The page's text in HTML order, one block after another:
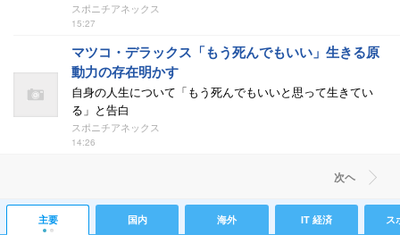
スポニチアネックス
15:27
マツコ・デラックス「もう死んでもいい」生きる原
動力の存在明かす
自身の人生について「もう死んでもいいと思って生きてい
る」と告白
スポニチアネックス
14:26
次ヘ
主要 国内 海外 IT 経済 ス